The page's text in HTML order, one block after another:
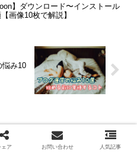
】ダウンロード〜インストール
画像10枚で解説】
悩み10
ェア お問い合わせ 人気記事